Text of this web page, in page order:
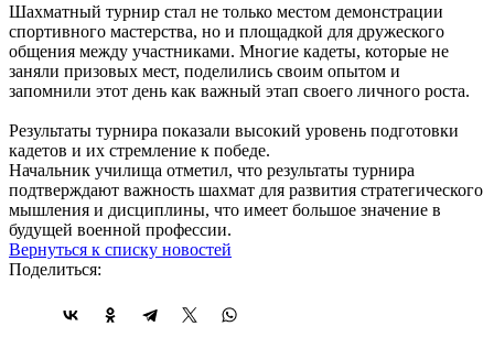
Шахматный турнир стал не только местом демонстрации
спортивного мастерства, но и площадкой для дружеского
общения между участниками. Многие кадеты, которые не
заняли призовых мест, поделились своим опытом и
запомнили этот день как важный этап своего личного роста.
Результаты турнира показали высокий уровень подготовки
кадетов и их стремление к победе.
Начальник училища отметил, что результаты турнира
подтверждают важность шахмат для развития стратегического
мышления и дисциплины, что имеет большое значение в
будущей военной профессии.
Вернуться к списку новостей
Поделиться: